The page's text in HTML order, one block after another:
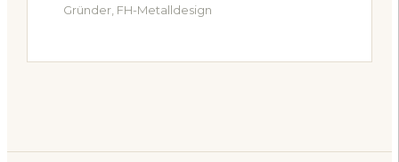
Gründer, FH-Metalldesign